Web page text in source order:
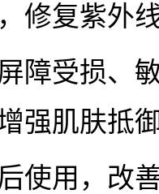
修复紫外
障受损、
强肌肤抵
使用，改